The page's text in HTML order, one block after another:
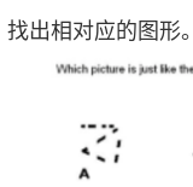
出相对应的图形。